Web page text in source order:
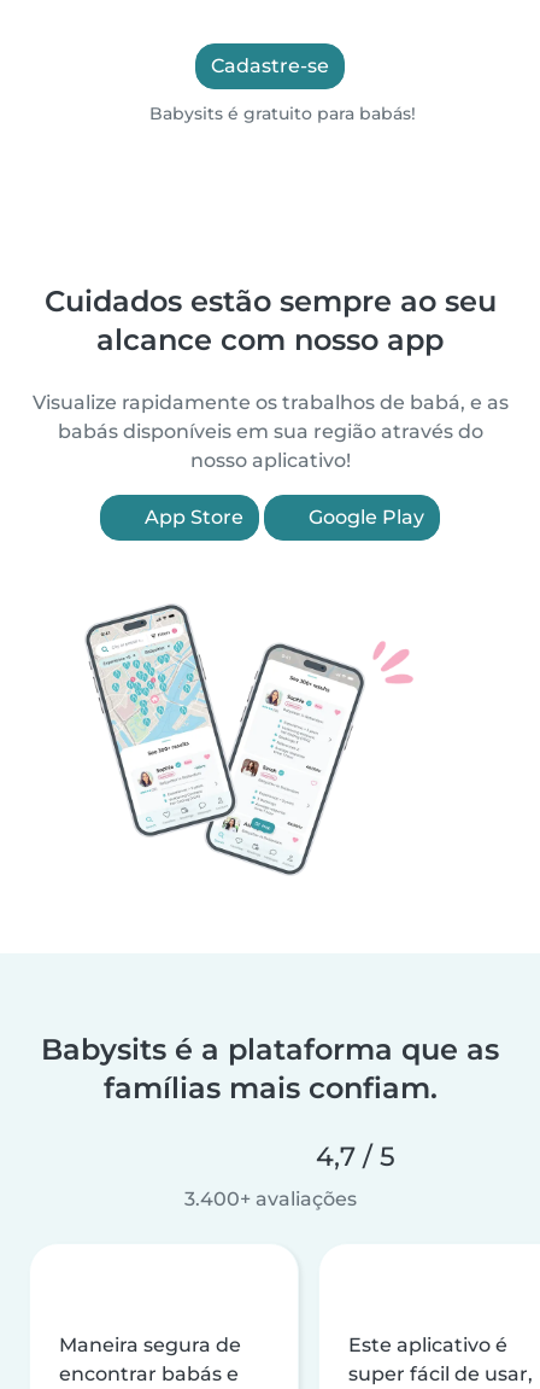
Cadastre-se
Babysits é gratuito para babás!
Cuidados estão sempre ao seu
alcance com nosso app
Visualize rapidamente os trabalhos de babá, e as
babás disponíveis em sua região através do
nosso aplicativo!
App Store Google Play
Babysits é a plataforma que as
famílias mais confiam.
4,7 / 5
3.400+ avaliações
Maneira segura de
encontrar babás e
Este aplicativo é
super fácil de usar,